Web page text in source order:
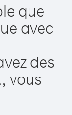
que
avec
des
vous